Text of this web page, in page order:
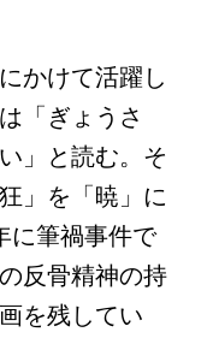
かけて活躍し
「ぎょうさ
」と読む。そ
」を「暁」に
に筆禍事件で
反骨精神の持
を残してい